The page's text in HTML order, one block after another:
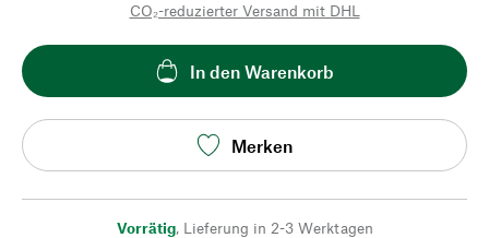
CO₂-reduzierter Versand mit DHL
In den Warenkorb
Merken
Vorrätig, Lieferung in 2-3 Werktagen